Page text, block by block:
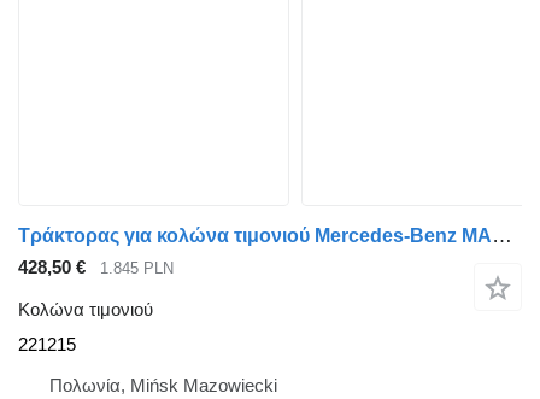
Τράκτορας για κολώνα τιμονιού Mercedes-Benz MAGLOWNICA PRZEKŁADNIA KIEROWNICZA MERC ACTROS MP3 221215
428,50 € 1.845 PLN
Κολώνα τιμονιού
221215
Πολωνία, Mińsk Mazowiecki